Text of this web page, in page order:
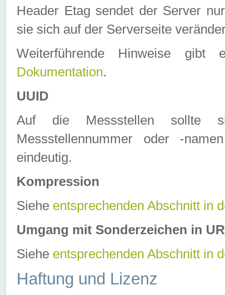
Header Etag sendet der Server
sie sich auf der Serverseite
Weiterführende Hinweise
Dokumentation.
UUID
Auf die Messstellen sollte
Messstellennummer oder -
eindeutig.
Kompression
Siehe entsprechenden Abschnitt in
Umgang mit Sonderzeichen in
Siehe entsprechenden Abschnitt in
Haftung und Lizenz